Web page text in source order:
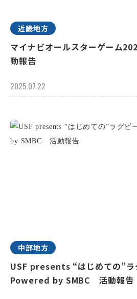
近畿地方
マイナビオールスターゲーム
動報告
2025.07.22
中部地方
USF presents “はじめての”ラ
Powered by SMBC 活動報告